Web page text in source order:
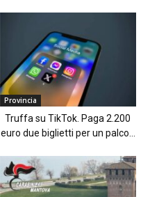
Provincia
Truffa su TikTok. Paga 2.200
euro due biglietti per un palco...